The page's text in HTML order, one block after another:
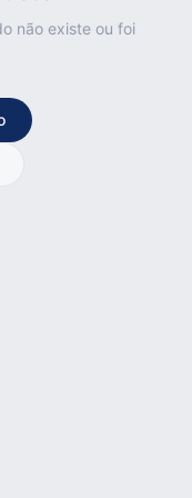
não existe ou foi